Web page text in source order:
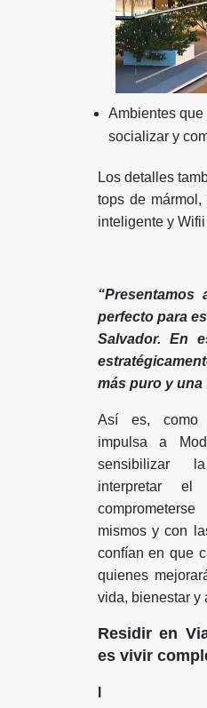
Ambientes que
socializar y
Los detalles
tops de
inteligente y
perfecto para
Salvador. En
más puro y una
Así es, como
impulsa a
sensibilizar
interpretar el
mismos y con
confían en que
quienes
vida, bienestar y
Residir en
es vivir